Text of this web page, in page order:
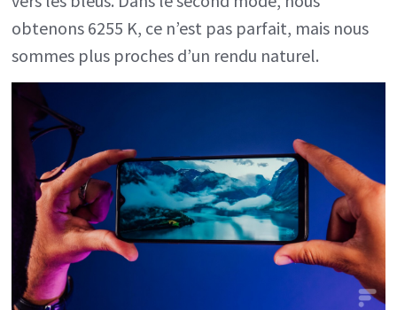
obtenons 6255 K, ce n’est pas parfait, mais nous
sommes plus proches d’un rendu naturel.